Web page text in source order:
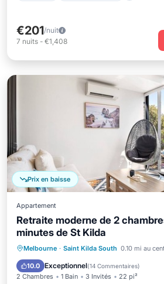
€201/nuit
7 nuits - €1,408
Prix en baisse
Appartement
Retraite moderne de 2
minutes de St Kilda
Melbourne · Saint Kilda South 0.10 mi au
10.0 Exceptionnel(14 Commentaires)
2 Chambres 1 Bain 3 Invités 22 pi²
Vue sur l’océan Vue
Climatisation